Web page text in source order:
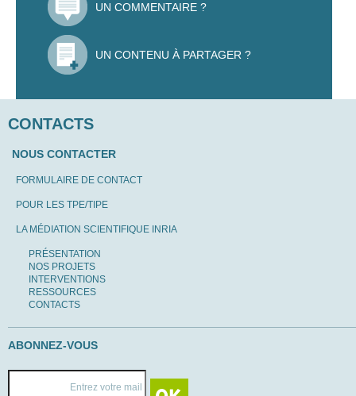
UN COMMENTAIRE ?
UN CONTENU À PARTAGER ?
CONTACTS
NOUS CONTACTER
FORMULAIRE DE CONTACT
POUR LES TPE/TIPE
LA MÉDIATION SCIENTIFIQUE INRIA
PRÉSENTATION
NOS PROJETS
INTERVENTIONS
RESSOURCES
CONTACTS
ABONNEZ-VOUS